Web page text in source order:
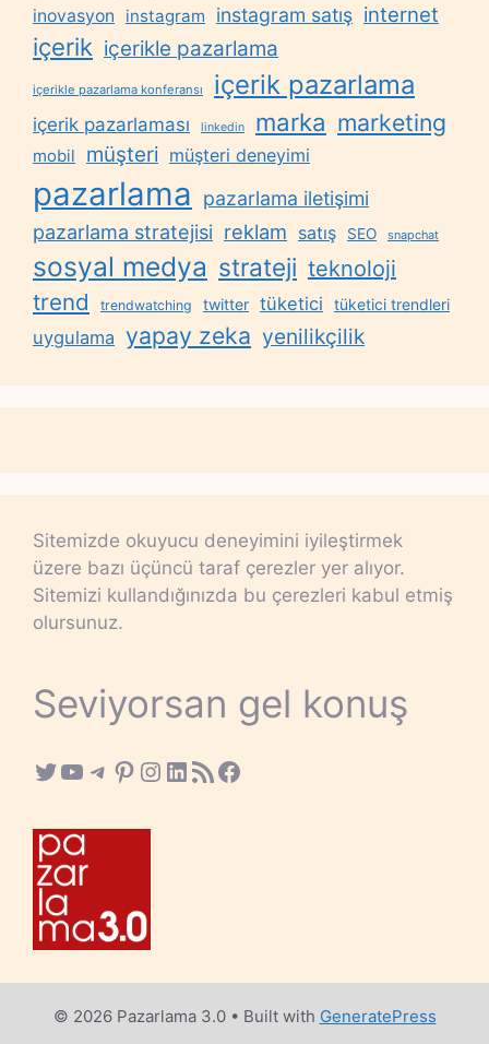
inovasyon instagram instagram satış internet
içerik içerikle pazarlama
içerikle pazarlama konferansı içerik pazarlama
içerik pazarlaması linkedin marka marketing
mobil müşteri müşteri deneyimi
pazarlama
pazarlama iletişimi
pazarlama stratejisi reklam satış SEO snapchat
sosyal medya strateji teknoloji
trend trendwatching twitter tüketici tüketici trendleri
uygulama yapay zeka yenilikçilik
Sitemizde okuyucu deneyimini iyileştirmek
üzere bazı üçüncü taraf çerezler yer alıyor.
Sitemizi kullandığınızda bu çerezleri kabul etmiş
olursunuz.
Seviyorsan gel konuş
Twitter
YouTube
Telegram
Pinterest
Instagram
LinkedIn
RSS FeedFacebook
© 2026 Pazarlama 3.0• Built with GeneratePress